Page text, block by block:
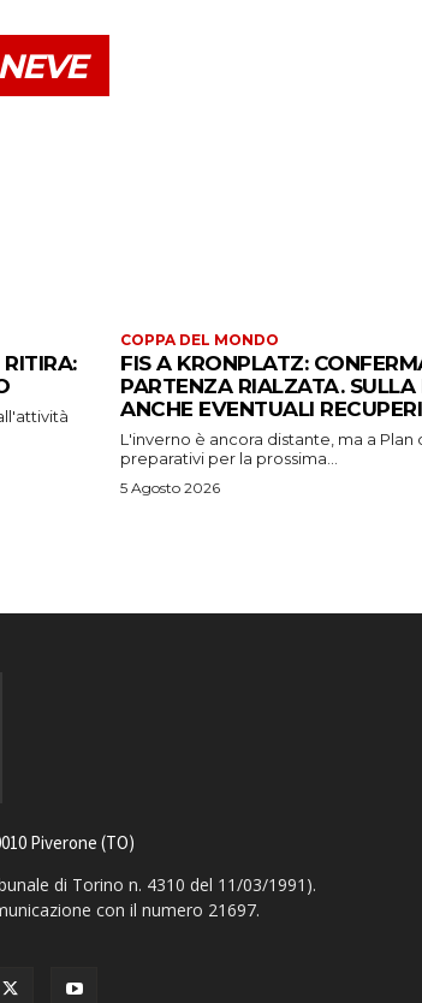
COPPA DEL MONDO
FIS A KRONPLATZ:
PARTENZA RIALZATA. SULLA
ANCHE EVENTUALI RECUPERI
L'inverno è ancora distante, ma a Plan
preparativi per la prossima...
5 Agosto 2026
Piverone (TO)
di Torino n. 4310 del 11/03/1991).
con il numero 21697.